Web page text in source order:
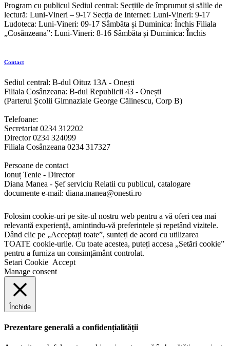
Program cu publicul Sediul central: Secțiile de împrumut și sălile de
lectură: Luni-Vineri – 9-17 Secția de Internet: Luni-Vineri: 9-17
Ludoteca: Luni-Vineri: 09-17 Sâmbăta și Duminica: Închis Filiala
„Cosânzeana”: Luni-Vineri: 8-16 Sâmbăta și Duminica: Închis
Contact
Sediul central: B-dul Oituz 13A - Onești
Filiala Cosânzeana: B-dul Republicii 43 - Onești
(Parterul Școlii Gimnaziale George Călinescu, Corp B)
Telefoane:
Secretariat 0234 312202
Director 0234 324099
Filiala Cosânzeana 0234 317327
Persoane de contact
Ionuț Tenie - Director
Diana Manea - Șef serviciu Relatii cu publicul, catalogare
documente e-mail: diana.manea@onesti.ro
Folosim cookie-uri pe site-ul nostru web pentru a vă oferi cea mai
relevantă experiență, amintindu-vă preferințele și repetând vizitele.
Dând clic pe „Acceptați toate”, sunteți de acord cu utilizarea
TOATE cookie-urile. Cu toate acestea, puteți accesa „Setări cookie”
pentru a furniza un consimțământ controlat.
Setari Cookie Accept
Manage consent
Închide
Prezentare generală a confidențialității